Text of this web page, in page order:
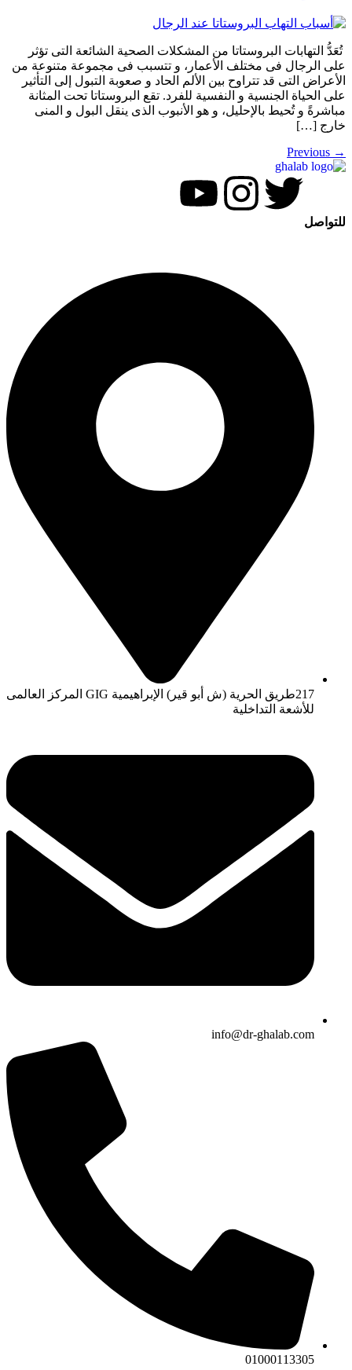
تُعَدُّ التهابات البروستاتا من المشكلات الصحية الشائعة التى تؤثر
على الرجال فى مختلف الأعمار، و تتسبب فى مجموعة متنوعة من
الأعراض التى قد تتراوح بين الألم الحاد و صعوبة التبول إلى التأثير
على الحياة الجنسية و النفسية للفرد. تقع البروستاتا تحت المثانة
مباشرةً و تُحيط بالإحليل، و هو الأنبوب الذى ينقل البول و المنى
خارج […]
→
للتواصل
217طريق الحرية (ش أبو قير) الإبراهيمية GIG المركز العالمى
للأشعة التداخلية
info@dr-ghalab.com
01000113305